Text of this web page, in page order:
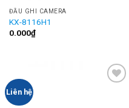
ĐẦU GHI CAMERA
KX-8116H1
0.000₫
Liên hệ